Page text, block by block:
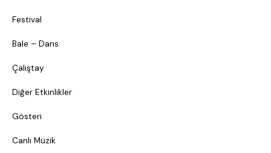
Festival
Bale – Dans
Çalıştay
Diğer Etkinlikler
Gösteri
Canlı Müzik